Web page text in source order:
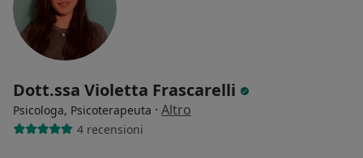
Dott.ssa Violetta Frascarelli
Psicologa, Psicoterapeuta · Altro
4 recensioni